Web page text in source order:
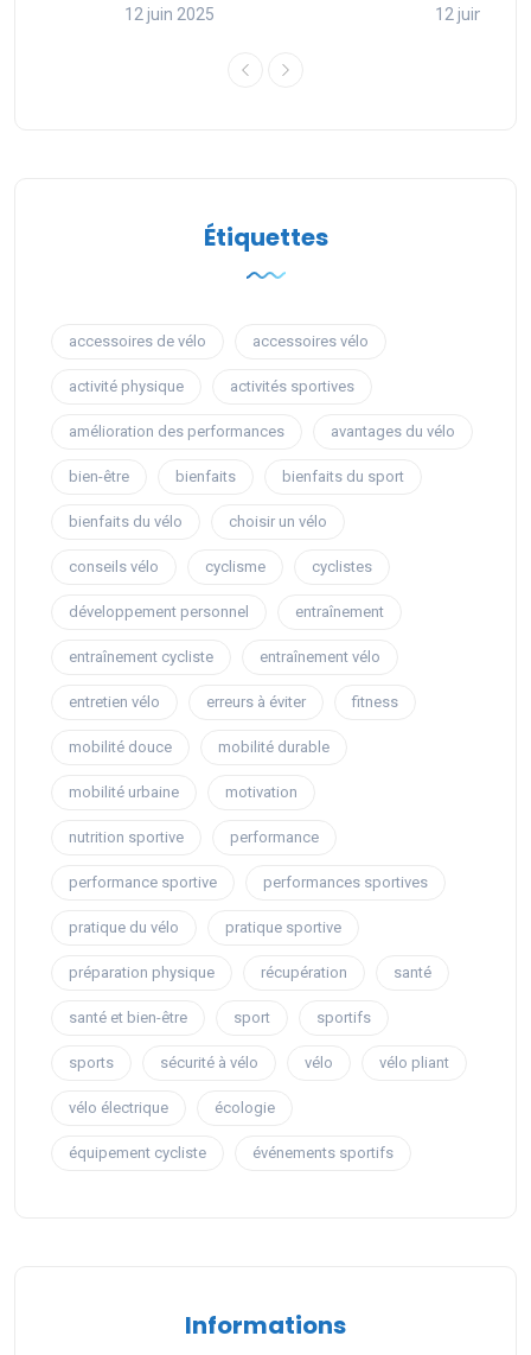
12 juin 2025 12 juin 2025
Étiquettes
accessoires de vélo accessoires vélo
activité physique activités sportives
amélioration des performances avantages du vélo
bien-être bienfaits bienfaits du sport
bienfaits du vélo choisir un vélo
conseils vélo cyclisme cyclistes
développement personnel entraînement
entraînement cycliste entraînement vélo
entretien vélo erreurs à éviter fitness
mobilité douce mobilité durable
mobilité urbaine motivation
nutrition sportive performance
performance sportive performances sportives
pratique du vélo pratique sportive
préparation physique récupération santé
santé et bien-être sport sportifs
sports sécurité à vélo vélo vélo pliant
vélo électrique écologie
équipement cycliste événements sportifs
Informations